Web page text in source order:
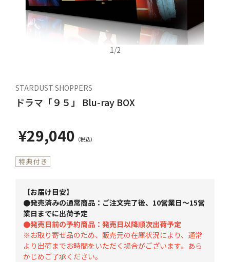
1/2
STARDUST SHOPPERS
ドラマ「９５」 Blu-ray BOX
¥29,040
【お届け目安】
●発売済みの通常商品：ご注文完了後、10営業日～15営
業日までに出荷予定
●発売日前の予約商品：発売日以降順次出荷予定
※お取り寄せ品のため、販売元の在庫状況により、通常
より出荷までお時間をいただく場合がございます。あら
かじめご了承ください。